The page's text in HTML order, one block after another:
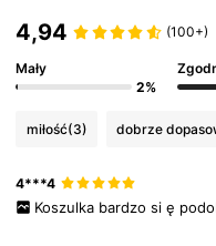
4,94 (100+)
Mały
2%
miłość(3) dobrze
4***4
Koszulka bardzo si ę